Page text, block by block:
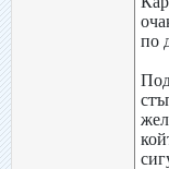
по